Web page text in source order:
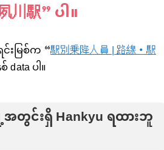
駅” ပါ။
မြစ်က “駅別乗降人員 | 路線・駅
data ပါ။
အတွင်းရှိ Hankyu ရထားဘူ